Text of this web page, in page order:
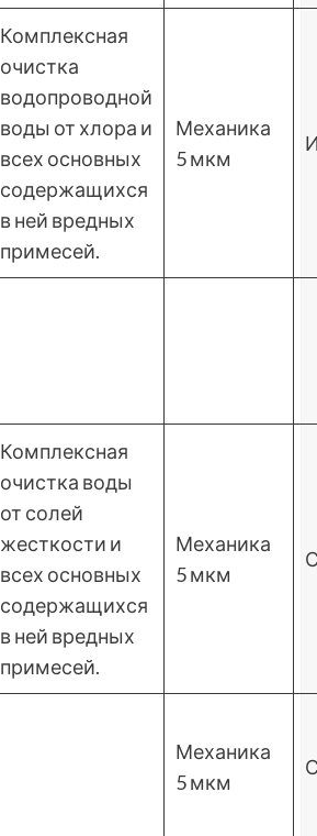
Комплексная
очистка
водопроводной
воды от хлора и
всех основных
содержащихся
в ней вредных
примесей.
Механика
5 мкм
Комплексная
очистка воды
от солей
жесткости и
всех основных
содержащихся
в ней вредных
примесей.
Механика
5 мкм
Механика
5 мкм